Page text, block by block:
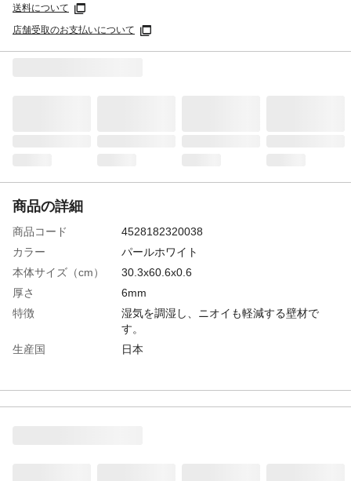
送料について
店舗受取のお支払いについて
商品の詳細
商品コード
4528182320038
カラー
パールホワイト
本体サイズ（cm）
30.3x60.6x0.6
厚さ
6mm
特徴
湿気を調湿し、ニオイも軽減する壁材で
す。
生産国
日本
入数
8枚入